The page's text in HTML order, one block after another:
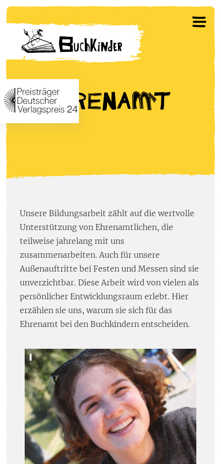
Unsere Bildungsarbeit zählt auf die wertvolle
Unterstützung von Ehrenamtlichen, die
teilweise jahrelang mit uns
zusammenarbeiten. Auch für unsere
Außenauftritte bei Festen und Messen sind sie
unverzichtbar. Diese Arbeit wird von vielen als
persönlicher Entwicklungsraum erlebt. Hier
erzählen sie uns, warum sie sich für das
Ehrenamt bei den Buchkindern entscheiden.